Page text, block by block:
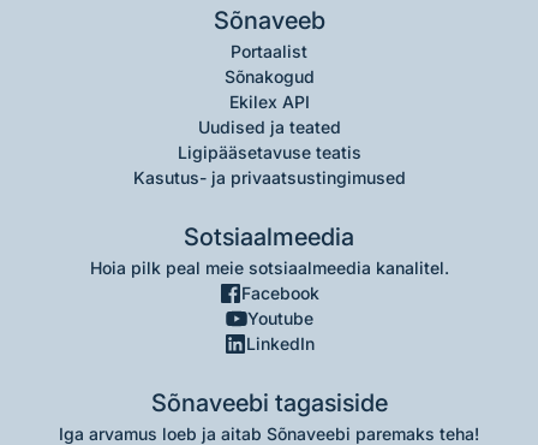
Sõnaveeb
Portaalist
Sõnakogud
Ekilex API
Uudised ja teated
Ligipääsetavuse teatis
Kasutus- ja privaatsustingimused
Sotsiaalmeedia
Hoia pilk peal meie sotsiaalmeedia kanalitel.
Facebook
Youtube
LinkedIn
Sõnaveebi tagasiside
Iga arvamus loeb ja aitab Sõnaveebi paremaks teha!